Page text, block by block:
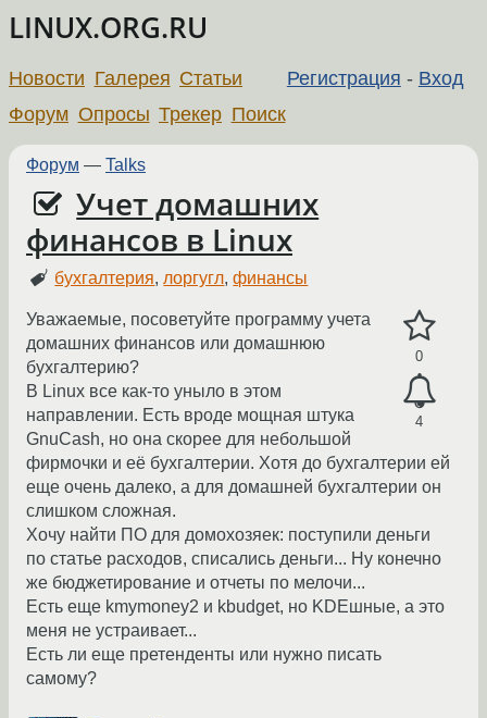
LINUX.ORG.RU
Регистрация - Вход
Новости Галерея Статьи
Форум Опросы Трекер Поиск
Форум — Talks
Учет домашних
финансов в Linux
бухгалтерия,лоргугл,финансы
0
4
Уважаемые, посоветуйте программу учета
домашних финансов или домашнюю
бухгалтерию?
В Linux все как-то уныло в этом
направлении. Есть вроде мощная штука
GnuCash, но она скорее для небольшой
фирмочки и её бухгалтерии. Хотя до бухгалтерии ей
еще очень далеко, а для домашней бухгалтерии он
слишком сложная.
Хочу найти ПО для домохозяек: поступили деньги
по статье расходов, списались деньги... Ну конечно
же бюджетирование и отчеты по мелочи...
Есть еще kmymoney2 и kbudget, но KDEшные, а это
меня не устраивает...
Есть ли еще претенденты или нужно писать
самому?